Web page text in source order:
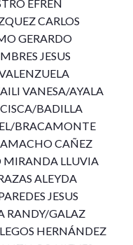
EFRÉN
CARLOS
GERARDO
JESUS
VANESA/AYALA
BADILLA
BRACAMONTE
CAÑEZ
MIRANDA LLUVIA
ALEYDA
JESUS
RANDY/GALAZ
HERNÁNDEZ